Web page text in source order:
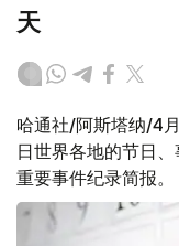
天
哈通社/阿斯塔纳/4
日世界各地的节日
重要事件纪录简报。